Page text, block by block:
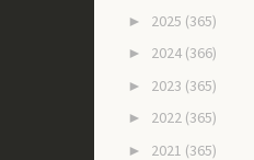
► 2025 (365)
► 2024 (366)
► 2023 (365)
► 2022 (365)
► 2021 (365)